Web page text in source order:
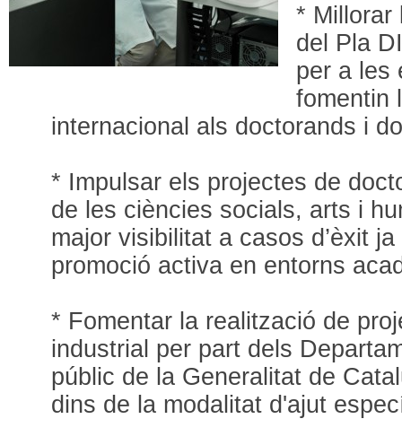
* Millorar
del Pla
per a les
fomentin
internacional als doctorands i
* Impulsar els projectes de
de les ciències socials, arts i
major visibilitat a casos d’èxit
promoció activa en entorns
* Fomentar la realització de
industrial per part dels
públic de la Generalitat de
dins de la modalitat d'ajut